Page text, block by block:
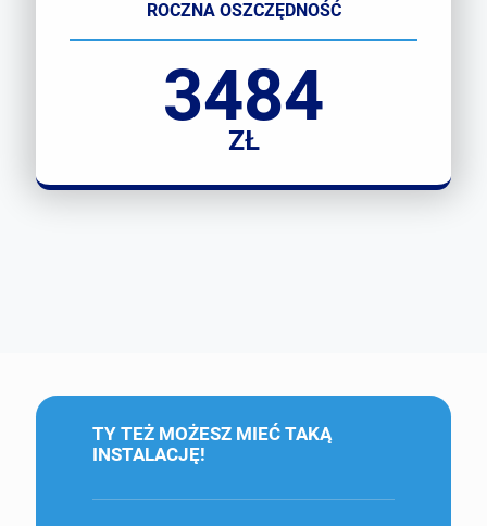
ROCZNA OSZCZĘDNOŚĆ
3484
ZŁ
TY TEŻ MOŻESZ MIEĆ TAKĄ
INSTALACJĘ!